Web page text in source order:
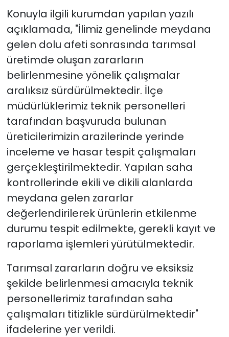
Konuyla ilgili kurumdan yapılan yazılı
açıklamada, "İlimiz genelinde meydana
gelen dolu afeti sonrasında tarımsal
üretimde oluşan zararların
belirlenmesine yönelik çalışmalar
aralıksız sürdürülmektedir. İlçe
müdürlüklerimiz teknik personelleri
tarafından başvuruda bulunan
üreticilerimizin arazilerinde yerinde
inceleme ve hasar tespit çalışmaları
gerçekleştirilmektedir. Yapılan saha
kontrollerinde ekili ve dikili alanlarda
meydana gelen zararlar
değerlendirilerek ürünlerin etkilenme
durumu tespit edilmekte, gerekli kayıt ve
raporlama işlemleri yürütülmektedir.
Tarımsal zararların doğru ve eksiksiz
şekilde belirlenmesi amacıyla teknik
personellerimiz tarafından saha
çalışmaları titizlikle sürdürülmektedir"
ifadelerine yer verildi.